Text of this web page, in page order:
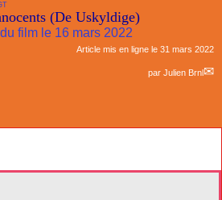
(De Uskyldige)
film le 16 mars 2022
Article mis en ligne le 31 mars 2022
par Julien Brnl